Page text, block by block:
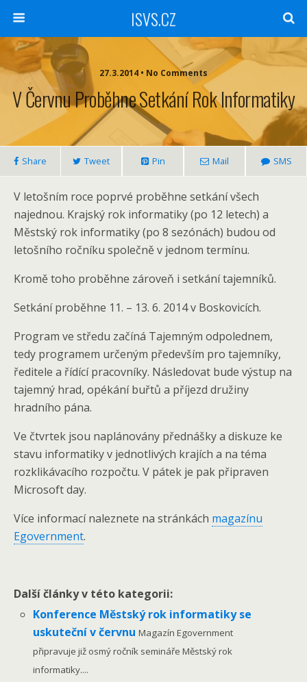
ISVS.CZ
27.3.2014 • No Comments
V Červnu Proběhne Setkání Rok Informatiky
Share Tweet Pin Mail SMS
V letošním roce poprvé proběhne setkání všech
najednou. Krajský rok informatiky (po 12 letech) a
Městský rok informatiky (po 8 sezónách) budou od
letošního ročníku společně v jednom termínu.
Kromě toho proběhne zároveň i setkání tajemníků.
Setkání proběhne 11. – 13. 6. 2014 v Boskovicích.
Program ve středu začíná Tajemným odpolednem,
tedy programem určeným především pro tajemníky,
ředitele a řídící pracovníky. Následovat bude výstup na
tajemný hrad, opékání buřtů a příjezd družiny
hradního pána.
Ve čtvrtek jsou naplánovány přednášky a diskuze ke
stavu informatiky v jednotlivých krajích a na téma
rozklikávacího rozpočtu. V pátek je pak připraven
Microsoft day.
Více informací naleznete na stránkách magazínu
Egovernment.
Další články v této kategorii:
Konference Městský rok informatiky se
uskuteční v červnuMagazín Egovernment
připravuje již osmý ročník semináře Městský rok
informatiky....